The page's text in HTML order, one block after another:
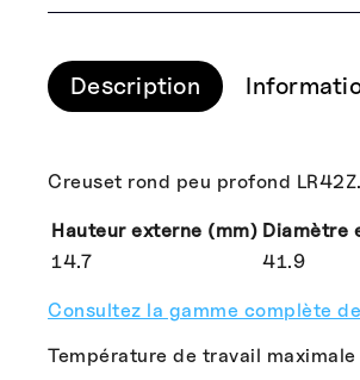
Description
Creuset rond peu profond
Hauteur externe (mm) Diamètre
14.7
41.9
Consultez la gamme complète
Température de travail